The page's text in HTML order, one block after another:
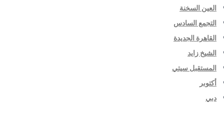
العين السخنة
التجمع السادس
القاهرة الجديدة
الشيخ زايد
المستقبل سيتي
أكتوبر
دبي